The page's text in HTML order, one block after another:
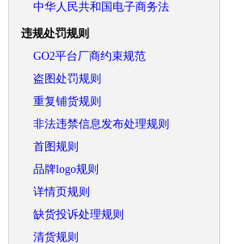
中华人民共和国电子商务法
违规处罚规则
GO2平台厂商约束规范
盗图处罚规则
重复铺货规则
非法违禁信息发布处理规则
首图规则
品牌logo规则
详情页规则
缺货投诉处理规则
清货规则